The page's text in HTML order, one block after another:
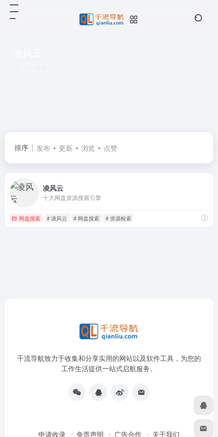
排序 发布 更新 浏览 点赞
凌风云
十大网盘资源搜索引擎
网盘搜索 # 凌风云 # 网盘搜索 # 资源检索
千流导航致力于收集和分享实用的网站以及软件工具，为您的
工作生活提供一站式启航服务。
申请收录 免责声明 广告合作 关于我们